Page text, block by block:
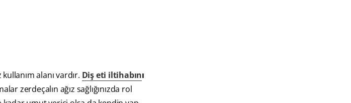
alanı vardır. Diş eti iltihabını
zerdeçalın ağız sağlığınızda rol